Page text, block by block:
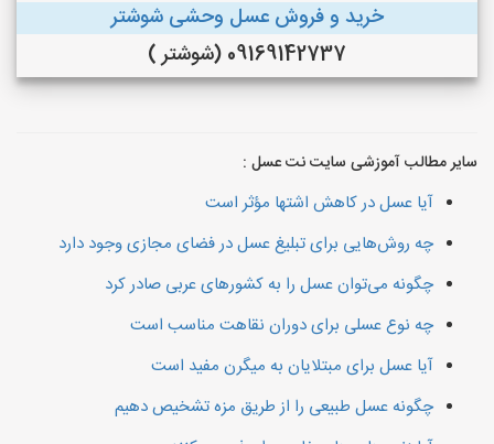
خرید و فروش عسل وحشی شوشتر
09169142737 (شوشتر )
سایر مطالب آموزشی سایت نت عسل :
آیا عسل در کاهش اشتها مؤثر است
چه روش‌هایی برای تبلیغ عسل در فضای مجازی وجود دارد
چگونه می‌توان عسل را به کشورهای عربی صادر کرد
چه نوع عسلی برای دوران نقاهت مناسب است
آیا عسل برای مبتلایان به میگرن مفید است
چگونه عسل طبیعی را از طریق مزه تشخیص دهیم